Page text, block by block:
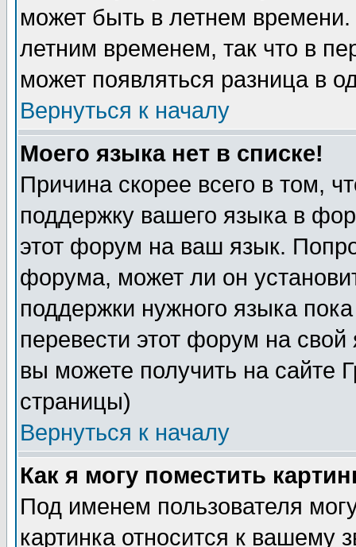
может быть в летнем
летним временем, так что в
может появляться разница в
Вернуться к началу
Моего языка нет в списке!
Причина скорее всего в том,
поддержку вашего языка в
этот форум на ваш язык.
форума, может ли он
поддержки нужного языка
перевести этот форум на
вы можете получить на сайте
страницы)
Вернуться к началу
Как я могу поместить
Под именем пользователя
картинка относится к вашему